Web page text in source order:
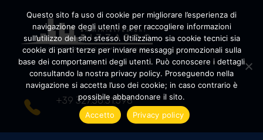
Amministrazioni Rizzardo
+39 327.36.31.598
Questo sito fa uso di cookie per migliorare l’esperienza di
navigazione degli utenti e per raccogliere informazioni
sull’utilizzo del sito stesso. Utilizziamo sia cookie tecnici sia
cookie di parti terze per inviare messaggi promozionali sulla
base dei comportamenti degli utenti. Può conoscere i dettagli
consultando la nostra privacy policy. Proseguendo nella
navigazione si accetta l’uso dei cookie; in caso contrario è
possibile abbandonare il sito.
Accetto
Privacy policy